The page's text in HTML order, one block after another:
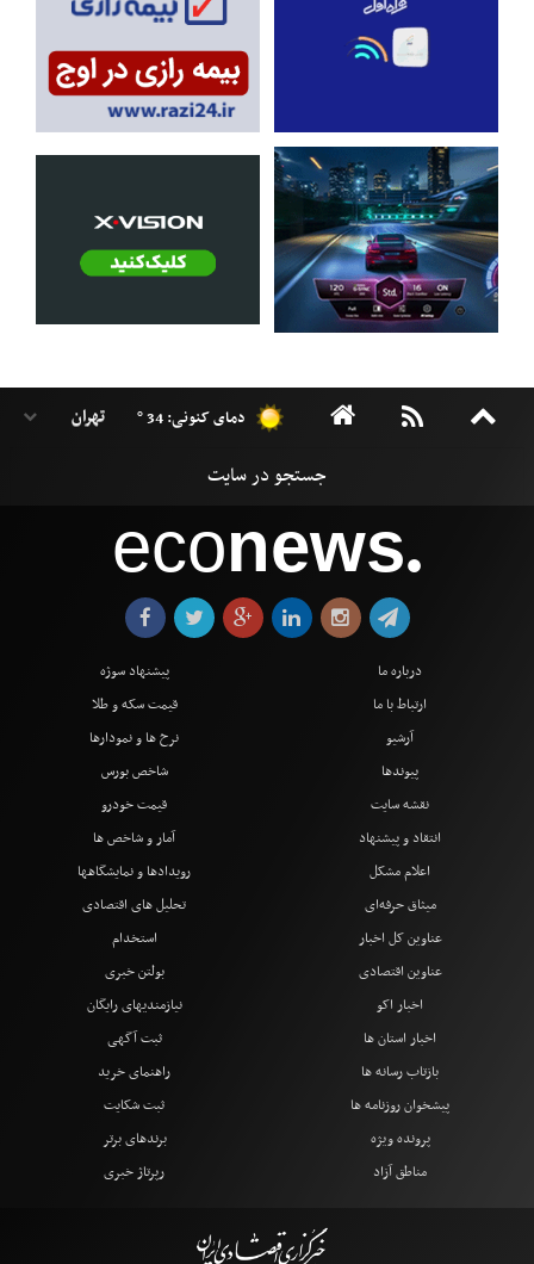
دمای کنونی: 34 °
econews●
درباره ما
ارتباط با ما
آرشیو
پیوندها
نقشه سایت
انتقاد و پیشنهاد
اعلام مشکل
میثاق حرفه‌ای
پیشنهاد سوژه
قیمت سکه و طلا
نرخ ها و نمودارها
شاخص بورس
قیمت خودرو
آمار و شاخص ها
رویدادها و نمایشگاهها
تحلیل های اقتصادی
عناوین کل اخبار
عناوین اقتصادی
اخبار اکو
اخبار استان ها
بازتاب رسانه ها
پیشخوان روزنامه ها
پرونده ویژه
مناطق آزاد
استخدام
بولتن خبری
نیازمندیهای رایگان
ثبت آگهی
راهنمای خرید
ثبت شکایت
برندهای برتر
رپرتاژ خبری